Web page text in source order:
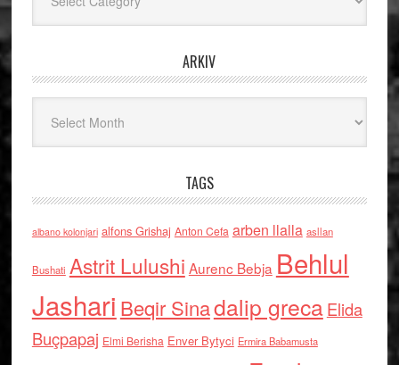
ARKIV
TAGS
albano kolonjari alfons Grishaj Anton Cefa arben llalla asllan
Bushati Astrit Lulushi Aurenc Bebja Behlul
Jashari Beqir Sinadalip grecaElida
Buçpapaj Elmi Berisha Enver Bytyci Ermira Babamusta